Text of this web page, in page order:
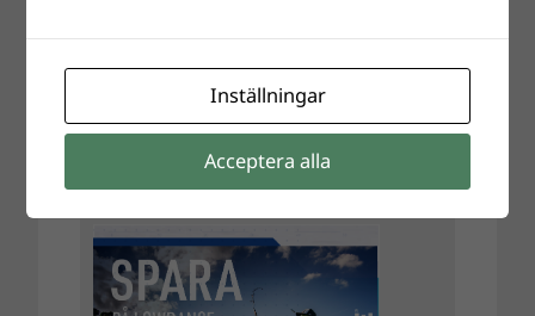
Inställningar
Acceptera alla